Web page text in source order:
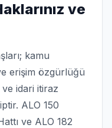
ve
kamu
erişim özgürlüğü
idari itiraz
ALO 150
ve ALO 182